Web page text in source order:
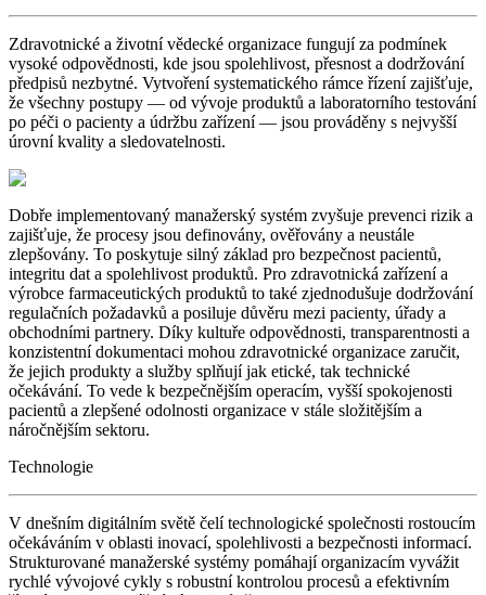
Zdravotnické a životní vědecké organizace fungují za podmínek
vysoké odpovědnosti, kde jsou spolehlivost, přesnost a dodržování
předpisů nezbytné. Vytvoření systematického rámce řízení zajišťuje,
že všechny postupy — od vývoje produktů a laboratorního testování
po péči o pacienty a údržbu zařízení — jsou prováděny s nejvyšší
úrovní kvality a sledovatelnosti.
Dobře implementovaný manažerský systém zvyšuje prevenci rizik a
zajišťuje, že procesy jsou definovány, ověřovány a neustále
zlepšovány. To poskytuje silný základ pro bezpečnost pacientů,
integritu dat a spolehlivost produktů. Pro zdravotnická zařízení a
výrobce farmaceutických produktů to také zjednodušuje dodržování
regulačních požadavků a posiluje důvěru mezi pacienty, úřady a
obchodními partnery. Díky kultuře odpovědnosti, transparentnosti a
konzistentní dokumentaci mohou zdravotnické organizace zaručit,
že jejich produkty a služby splňují jak etické, tak technické
očekávání. To vede k bezpečnějším operacím, vyšší spokojenosti
pacientů a zlepšené odolnosti organizace v stále složitějším a
náročnějším sektoru.
Technologie
V dnešním digitálním světě čelí technologické společnosti rostoucím
očekáváním v oblasti inovací, spolehlivosti a bezpečnosti informací.
Strukturované manažerské systémy pomáhají organizacím vyvážit
rychlé vývojové cykly s robustní kontrolou procesů a efektivním